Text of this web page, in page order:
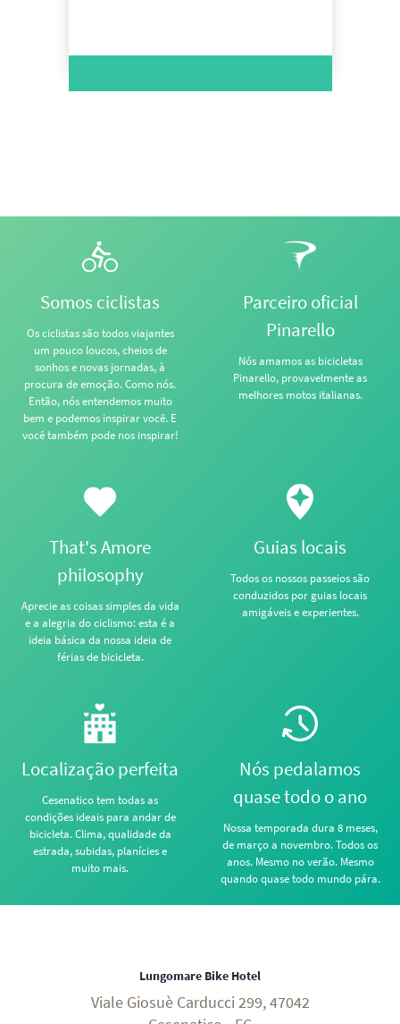
Somos ciclistas
Os ciclistas são todos viajantes
um pouco loucos, cheios de
sonhos e novas jornadas, à
procura de emoção. Como nós.
Então, nós entendemos muito
bem e podemos inspirar você. E
você também pode nos inspirar!
Parceiro oficial
Pinarello
Nós amamos as bicicletas
Pinarello, provavelmente as
melhores motos italianas.
That's Amore
philosophy
Aprecie as coisas simples da vida
e a alegria do ciclismo: esta é a
ideia básica da nossa ideia de
férias de bicicleta.
Guias locais
Todos os nossos passeios são
conduzidos por guias locais
amigáveis e experientes.
Localização perfeita
Cesenatico tem todas as
condições ideais para andar de
bicicleta. Clima, qualidade da
estrada, subidas, planícies e
muito mais.
Nós pedalamos
quase todo o ano
Nossa temporada dura 8 meses,
de março a novembro. Todos os
anos. Mesmo no verão. Mesmo
quando quase todo mundo pára.
Lungomare Bike Hotel
Viale Giosuè Carducci 299, 47042